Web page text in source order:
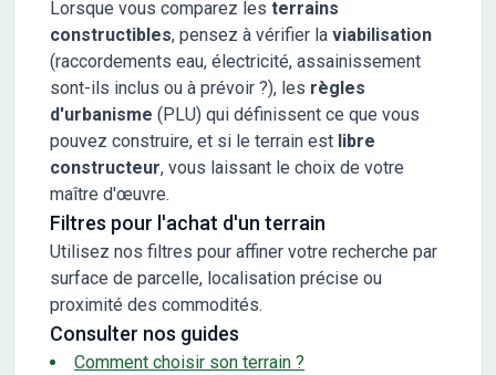
Lorsque vous comparez les terrains
constructibles, pensez à vérifier la viabilisation
(raccordements eau, électricité, assainissement
sont-ils inclus ou à prévoir ?), les règles
d'urbanisme (PLU) qui définissent ce que vous
pouvez construire, et si le terrain est libre
constructeur, vous laissant le choix de votre
maître d'œuvre.
Filtres pour l'achat d'un terrain
Utilisez nos filtres pour affiner votre recherche par
surface de parcelle, localisation précise ou
proximité des commodités.
Consulter nos guides
Comment choisir son terrain ?